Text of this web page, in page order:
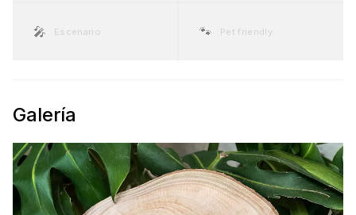
🎤 Escenario 🐾 Pet friendly
Galería